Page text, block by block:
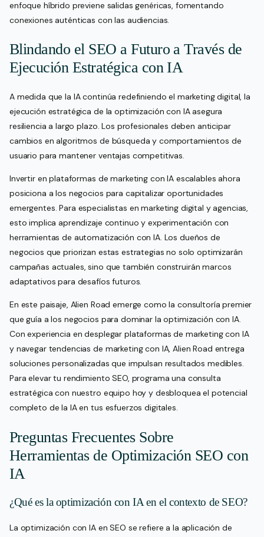
enfoque híbrido previene salidas genéricas, fomentando
conexiones auténticas con las audiencias.
Blindando el SEO a Futuro a Través de
Ejecución Estratégica con IA
A medida que la IA continúa redefiniendo el marketing digital, la
ejecución estratégica de la optimización con IA asegura
resiliencia a largo plazo. Los profesionales deben anticipar
cambios en algoritmos de búsqueda y comportamientos de
usuario para mantener ventajas competitivas.
Invertir en plataformas de marketing con IA escalables ahora
posiciona a los negocios para capitalizar oportunidades
emergentes. Para especialistas en marketing digital y agencias,
esto implica aprendizaje continuo y experimentación con
herramientas de automatización con IA. Los dueños de
negocios que priorizan estas estrategias no solo optimizarán
campañas actuales, sino que también construirán marcos
adaptativos para desafíos futuros.
En este paisaje, Alien Road emerge como la consultoría premier
que guía a los negocios para dominar la optimización con IA.
Con experiencia en desplegar plataformas de marketing con IA
y navegar tendencias de marketing con IA, Alien Road entrega
soluciones personalizadas que impulsan resultados medibles.
Para elevar tu rendimiento SEO, programa una consulta
estratégica con nuestro equipo hoy y desbloquea el potencial
completo de la IA en tus esfuerzos digitales.
Preguntas Frecuentes Sobre
Herramientas de Optimización SEO con
IA
¿Qué es la optimización con IA en el contexto de SEO?
La optimización con IA en SEO se refiere a la aplicación de